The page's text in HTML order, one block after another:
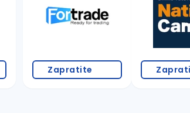
Zapratite